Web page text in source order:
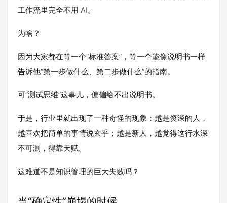
工作流里完全不用 AI。
为啥？
因为大家都在等一个“标准答案”，等一个能像说明书一样
告诉他“第一步做什么、第二步做什么”的指南。
可“测试思维”这事儿，偏偏给不出说明书。
于是，行业里就出现了一种奇怪的现象：越是资深的人，
越喜欢把简单的事情说玄乎；越是新人，越觉得这行水深
不可测，得靠天赋。
这难道不是知识管理的巨大失败吗？